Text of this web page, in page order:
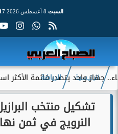
السبت
يتصدر قائمة الأكثر استهلاكًا
الرئيسية الرياضة
تشكيل منتخب
النرويج في ثمن